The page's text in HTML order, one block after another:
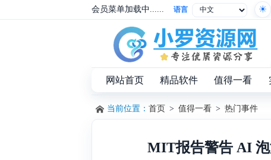
会员菜单加载中...... 语言
网站首页 精品软件 值得一看
当前位置： 首页 > 值得一看 > 热门事件
MIT报告警告 AI